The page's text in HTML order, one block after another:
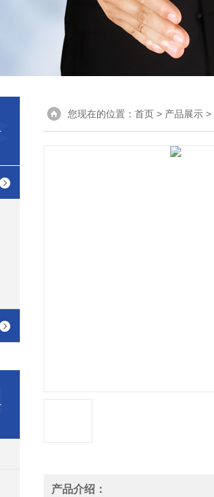
您现在的位置： 首页 > 产品展示 >
产品介绍：